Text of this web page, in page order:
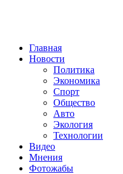
Главная
Новости
Политика
Экономика
Спорт
Общество
Авто
Экология
Технологии
Видео
Мнения
Фотожабы